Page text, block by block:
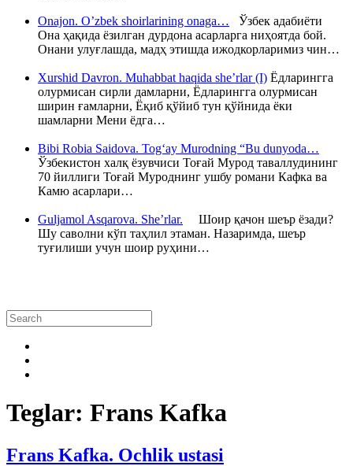
Onajon. O’zbek shoirlarining onaga… Ўзбек адабиёти
Она ҳақида ёзилган дурдона асарларга ниҳоятда бой.
Онани улуғлашда, мадҳ этишда ижодкорларимиз чин…
Xurshid Davron. Muhabbat haqida she’rlar (I) Ёдларингга
олурмисан сирли дамларни, Ёдларингга олурмисан
ширин ғамларни, Ёқиб қўйиб тун қўйнида ёки
шамларни Мени ёдга…
Bibi Robia Saidova. Tog‘ay Murodning “Bu dunyoda…
Ўзбекистон халқ ёзувчиси Тоғай Мурод таваллудининг
70 йиллиги Тоғай Муроднинг ушбу романи Кафка ва
Камю асарлари…
Guljamol Asqarova. She’rlar. Шоир қачон шеър ёзади?
Шу саволни кўп таҳлил этаман. Назаримда, шеър
туғилиши учун шоир руҳини…
Teglar: Frans Kafka
Frans Kafka. Ochlik ustasi